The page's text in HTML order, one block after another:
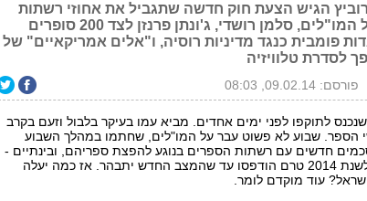
הגיש הצעת חוק חדשה שתגביל את אחוזי רשתות
הספרים מול המו"לים, סלמן רושדי, ג'ונתן פרנזן לצד 200 סופרים
פומבית כנגד מדיניות רוסיה, ו"אלים אמריקאיים" של
לסדרת טלוויזיה
פורסם: 09.02.14, 08:03
לתוקפו לפני ימים אחדים. מביא עמו בעיקר בלבול וזעם בקרב
הספר. שבוע לא פשוט עבר על המו"לים, שחתמו במהלך השבוע
חדשים עם רשתות הספרים בנוגע להפצת ספריהם, ובינתיים -
רוב הכותרים לשנת 2014 טרם הודפסו עד שהמצב החדש יתבהר. אז כמה יעלה
עוד מוקדם לומר.